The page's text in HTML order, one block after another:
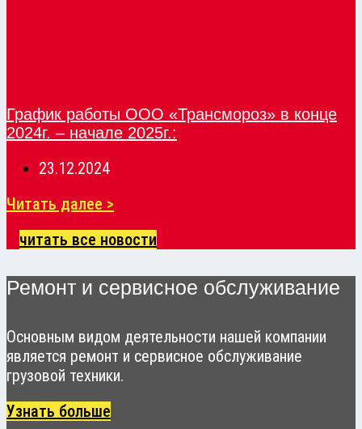
График работы ООО «Трансмороз» в конце
2024г. – начале 2025г.:
23.12.2024
Читать далее >
читать все новости
Ремонт и сервисное обслуживание
Основным видом деятельности нашей компании
является ремонт и сервисное обслуживание
грузовой техники.
Узнать больше